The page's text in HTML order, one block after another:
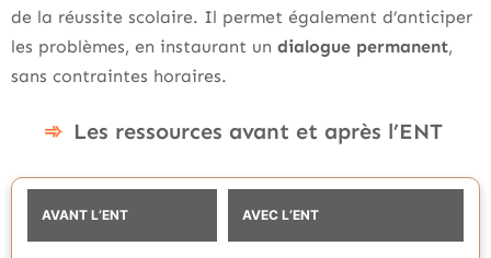
de la réussite scolaire. Il permet également d’anticiper
les problèmes, en instaurant un dialogue permanent,
sans contraintes horaires.
Les ressources avant et après l’ENT
AVANT L’ENT AVEC L’ENT